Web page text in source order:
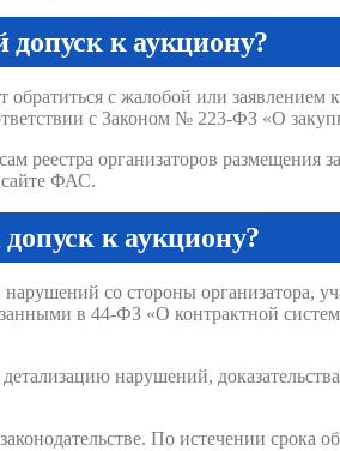
допуск к аукциону?
обратиться с жалобой или
с Законом № 223-ФЗ «О
организаторов размещения
сайте ФАС.
к аукциону?
со стороны
в 44-ФЗ «О контрактной
нарушений,
По истечении